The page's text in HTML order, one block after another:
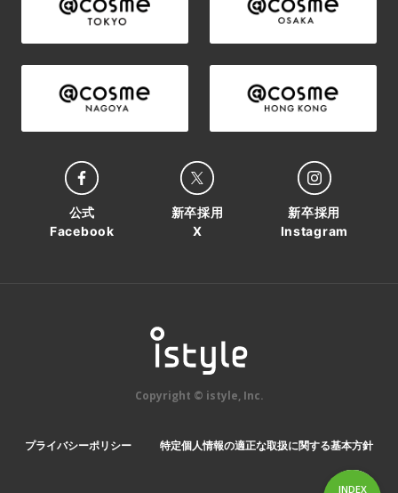
INDEX
公式
Facebook
新卒採用
X
新卒採用
Instagram
Copyright © istyle, Inc.
プライバシーポリシー 特定個人情報の適正な取扱に関する基本方針